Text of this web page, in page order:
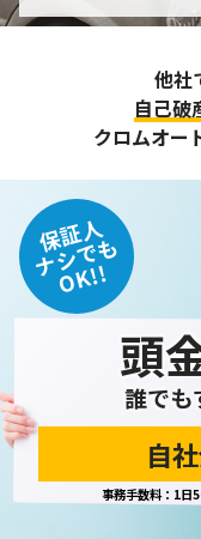
他社
自己破
クロムオー
保証人
ナシでも
OK!!
頭
誰でも
自
事務手数料：1日